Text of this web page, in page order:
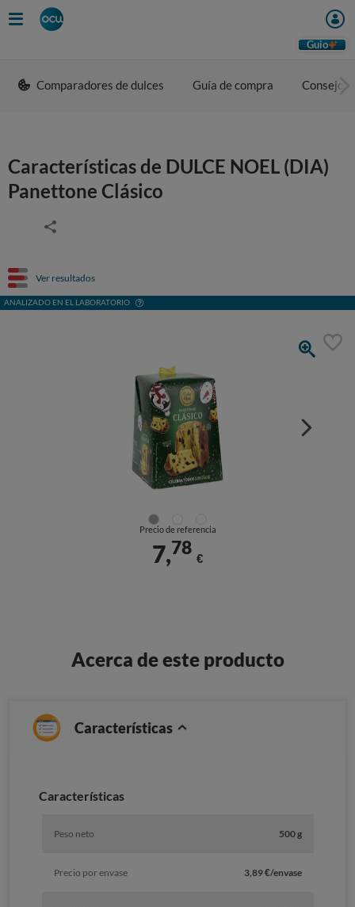
Guio
Comparadores de dulces Guía de compra Consejos
Características de DULCE NOEL (DIA)
Panettone Clásico
Ver resultados
ANALIZADO EN EL LABORATORIO
Precio de referencia
7,78
€
Acerca de este producto
Características
Caracterí­sticas
Peso neto 500 g
Precio por envase 3,89 €/envase